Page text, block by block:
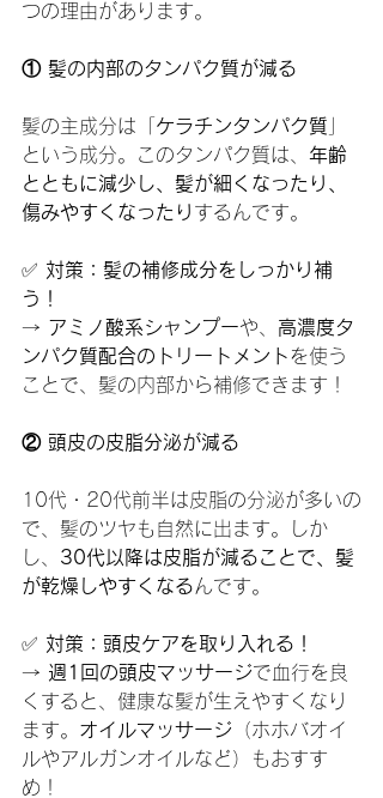
つの理由があります。
① 髪の内部のタンパク質が減る
髪の主成分は「 ケラチンタンパク質
という成分。このタンパク質は、 年齢
とともに減少し、髪が細くなったり、
傷みやすくなったり するんです。
✅ 対策：髪の補修成分をしっかり補
う！
→ アミノ酸系シャンプーや、 高濃度タ
ンパク質配合のトリートメントを使う
ことで、髪の内部から補修できます！
② 頭皮の皮脂分泌が減る
10代・20代前半は皮脂の分泌が多いの
で、髪のツヤも自然に出ます。しか
し、 30代以降は皮脂が減ることで、髪
が乾燥しやすくなるんです。
✅ 対策：頭皮ケアを取り入れる！
→ 週1回の頭皮マッサージで血行を良
くすると、健康な髪が生えやすくなり
ます。 オイルマッサージ （ホホバオイ
ルやアルガンオイルなど）もおすす
め！